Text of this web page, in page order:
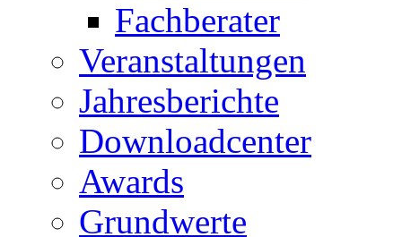
Fachberater
Veranstaltungen
Jahresberichte
Downloadcenter
Awards
Grundwerte